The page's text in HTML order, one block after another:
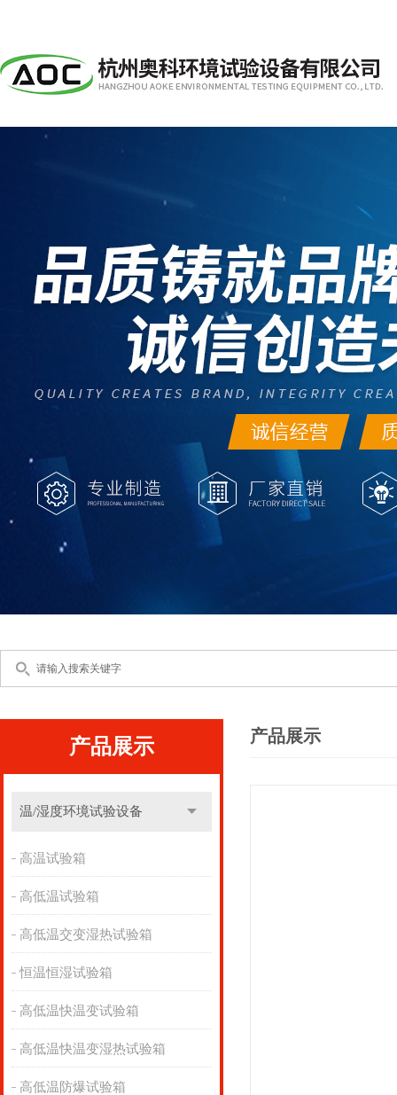
产品展示
温/湿度环境试验设备
高温试验箱
高低温试验箱
高低温交变湿热试验箱
恒温恒湿试验箱
高低温快温变试验箱
高低温快温变湿热试验箱
高低温防爆试验箱
产品展示